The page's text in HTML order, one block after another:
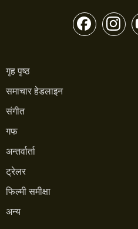
गृह पृष्ठ
समाचार हेडलाइन
संगीत
गफ
अन्तर्वार्ता
ट्रेलर
फिल्मी समीक्षा
अन्य